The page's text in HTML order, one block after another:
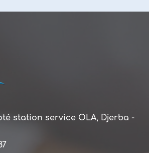
station service OLA, Djerba -